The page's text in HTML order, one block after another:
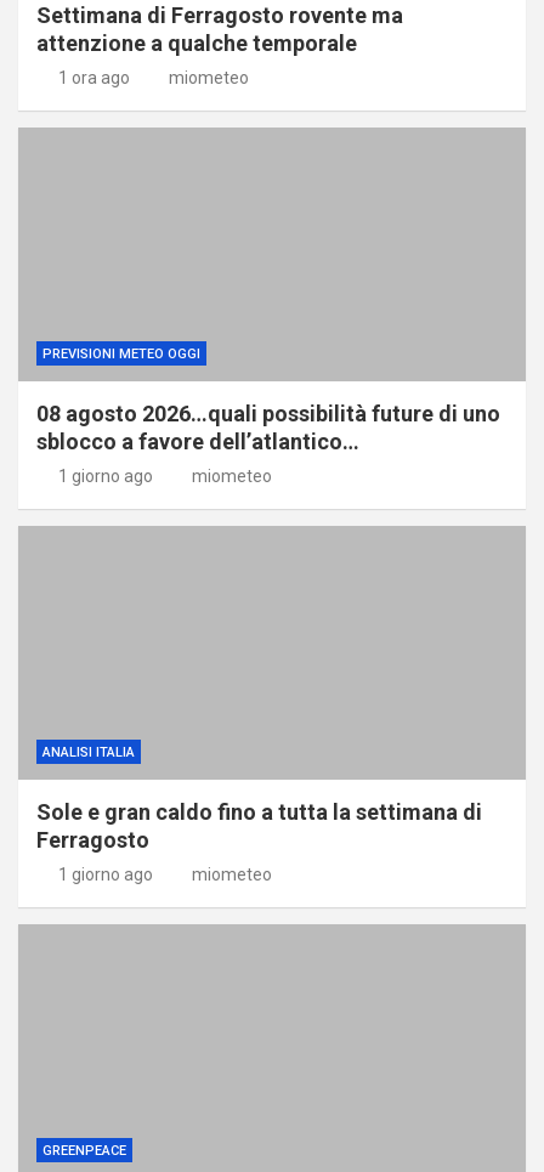
Settimana di Ferragosto rovente ma
attenzione a qualche temporale
1 ora ago miometeo
PREVISIONI METEO OGGI
08 agosto 2026…quali possibilità future di uno
sblocco a favore dell’atlantico…
1 giorno ago miometeo
ANALISI ITALIA
Sole e gran caldo fino a tutta la settimana di
Ferragosto
1 giorno ago miometeo
GREENPEACE